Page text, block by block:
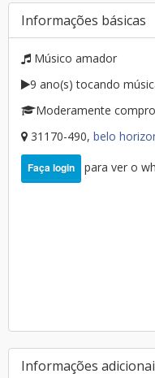
Informações básicas
Músico amador
9 ano(s) tocando
Moderamente
31170-490, belo
Faça login para ver o
Informações